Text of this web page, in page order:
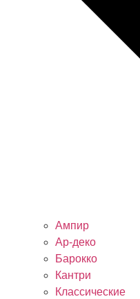
Ампир
Ар-деко
Барокко
Кантри
Классические